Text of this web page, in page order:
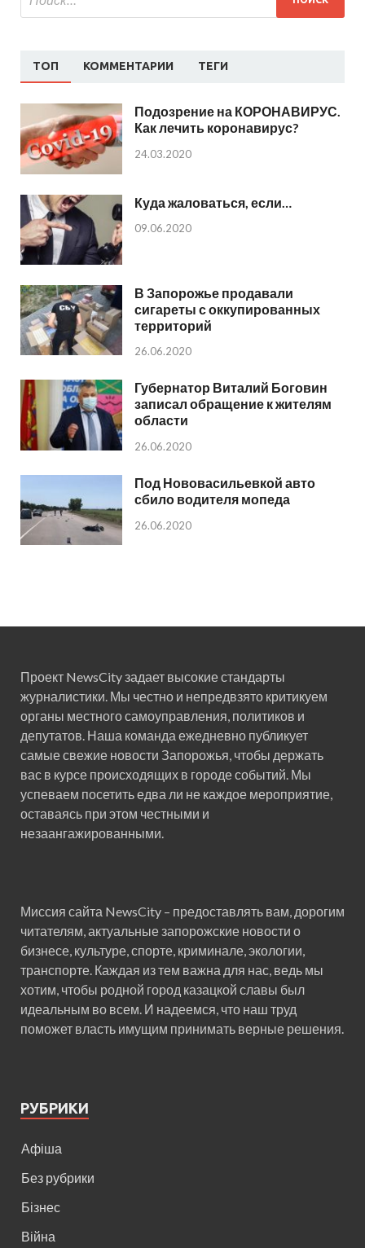
ТОП КОММЕНТАРИИ ТЕГИ
Подозрение на КОРОНАВИРУС.
Как лечить коронавирус?
24.03.2020
Куда жаловаться, если…
09.06.2020
В Запорожье продавали
сигареты с оккупированных
территорий
26.06.2020
Губернатор Виталий Боговин
записал обращение к жителям
области
26.06.2020
Под Нововасильевкой авто
сбило водителя мопеда
26.06.2020
Проект NewsCity задает высокие стандарты
журналистики. Мы честно и непредвзято критикуем
органы местного самоуправления, политиков и
депутатов. Наша команда ежедневно публикует
самые свежие новости Запорожья, чтобы держать
вас в курсе происходящих в городе событий. Мы
успеваем посетить едва ли не каждое мероприятие,
оставаясь при этом честными и
незаангажированными.
Миссия сайта NewsCity – предоставлять вам, дорогим
читателям, актуальные запорожские новости о
бизнесе, культуре, спорте, криминале, экологии,
транспорте. Каждая из тем важна для нас, ведь мы
хотим, чтобы родной город казацкой славы был
идеальным во всем. И надеемся, что наш труд
поможет власть имущим принимать верные решения.
РУБРИКИ
Афіша
Без рубрики
Бізнес
Війна